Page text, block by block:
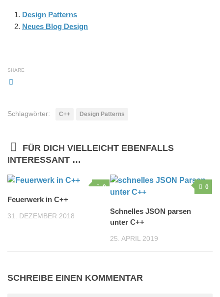
Design Patterns
Neues Blog Design
SHARE
Schlagwörter: C++ Design Patterns
FÜR DICH VIELLEICHT EBENFALLS
INTERESSANT …
0
Feuerwerk in C++
31. DEZEMBER 2018
0
Schnelles JSON parsen
unter C++
25. APRIL 2019
SCHREIBE EINEN KOMMENTAR